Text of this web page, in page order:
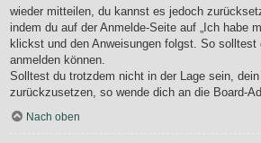
wieder mitteilen, du kannst es jedoch
indem du auf der Anmelde-Seite auf „Ich habe
klickst und den Anweisungen folgst. So solltest
anmelden können.
Solltest du trotzdem nicht in der Lage sein,
zurückzusetzen, so wende dich an die Board-
Nach oben